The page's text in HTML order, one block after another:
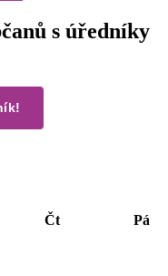
s úředníky
Čt
Pá